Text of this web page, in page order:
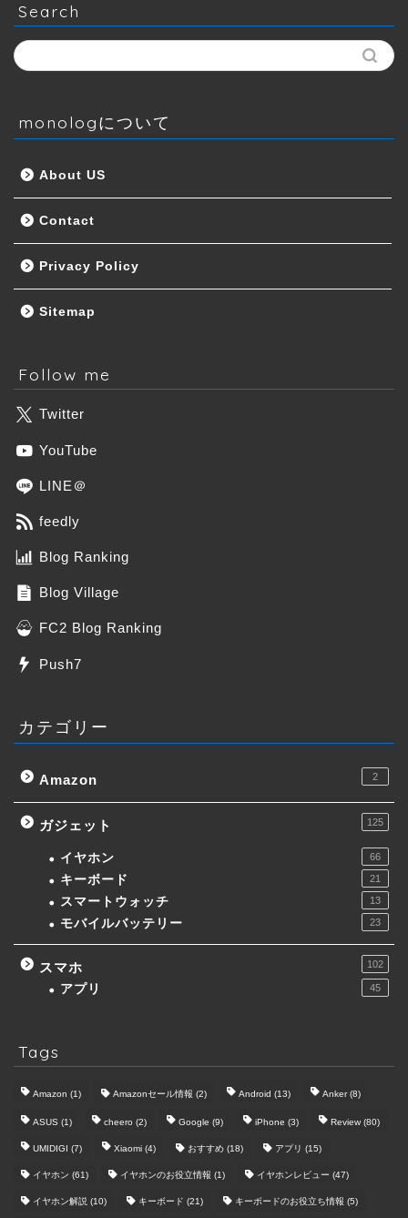
Search
monologについて
About US
Contact
Privacy Policy
Sitemap
Follow me
Twitter
YouTube
LINE＠
feedly
Blog Ranking
Blog Village
FC2 Blog Ranking
Push7
カテゴリー
Amazon 2
ガジェット 125
イヤホン 66
キーボード 21
スマートウォッチ 13
モバイルバッテリー 23
スマホ 102
アプリ 45
Tags
Amazon (1) Amazonセール情報 (2) Android (13) Anker(8)
ASUS (1) cheero (2) Google (9) iPhone (3) Review (80)
UMIDIGI (7) Xiaomi (4) おすすめ (18) アプリ (15)
イヤホン (61) イヤホンのお役立情報 (1) イヤホンレビュー (47)
イヤホン解説 (10) キーボード (21) キーボードのお役立ち情報 (5)